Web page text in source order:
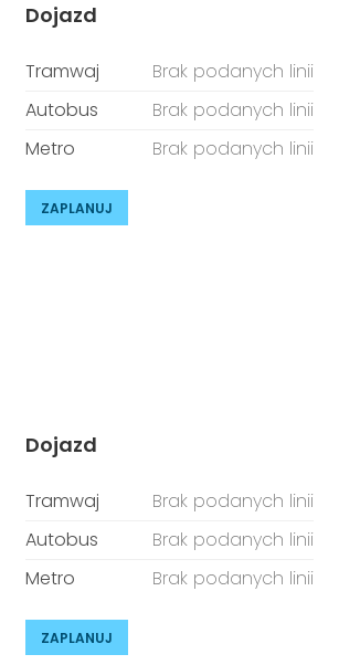
Dojazd
Tramwaj
Brak podanych linii
Autobus
Brak podanych linii
Metro
Brak podanych linii
ZAPLANUJ
Dojazd
Tramwaj
Brak podanych linii
Autobus
Brak podanych linii
Metro
Brak podanych linii
ZAPLANUJ